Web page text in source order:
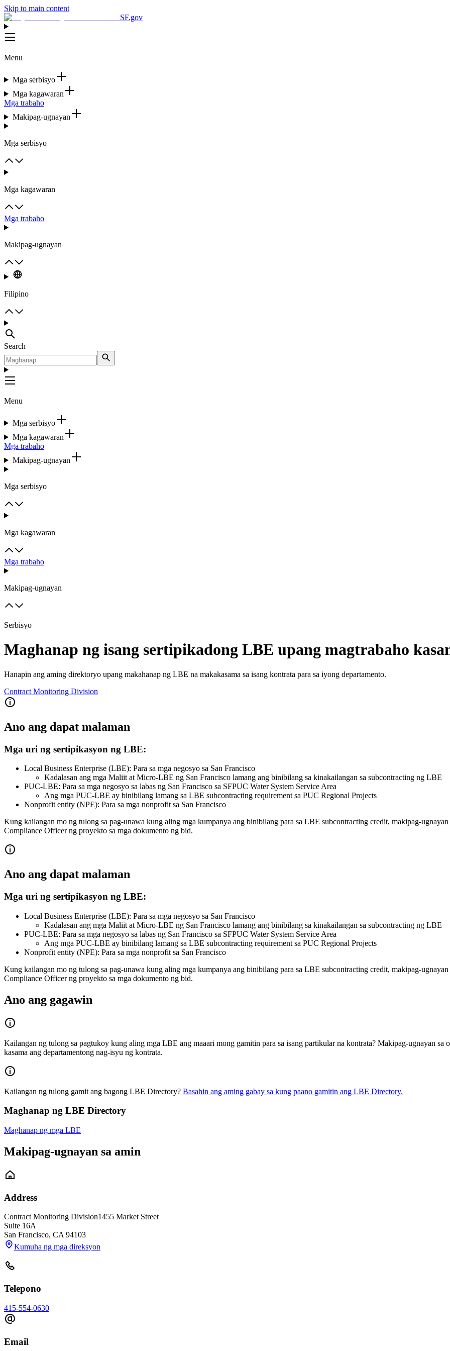
Skip to main content
SF.gov
Menu
Mga serbisyo
Mga kagawaran
Mga trabaho
Makipag-ugnayan
Mga serbisyo
Mga kagawaran
Mga trabaho
Makipag-ugnayan
Filipino
Search
Menu
Mga serbisyo
Mga kagawaran
Mga trabaho
Makipag-ugnayan
Mga serbisyo
Mga kagawaran
Mga trabaho
Makipag-ugnayan
Serbisyo
Maghanap ng isang sertipikadong LBE upang magtrabaho
Hanapin ang aming direktoryo upang makahanap ng LBE na makakasama sa isang kontrata para sa iyong departamento.
Contract Monitoring Division
Ano ang dapat malaman
Mga uri ng sertipikasyon ng LBE:
Local Business Enterprise (LBE): Para sa mga negosyo sa San Francisco
Kadalasan ang mga Maliit at Micro-LBE ng San Francisco lamang ang binibilang sa kinakailangan sa subcontracting ng LBE
PUC-LBE: Para sa mga negosyo sa labas ng San Francisco sa SFPUC Water System Service Area
Ang mga PUC-LBE ay binibilang lamang sa LBE subcontracting requirement sa PUC Regional Projects
Nonprofit entity (NPE): Para sa mga nonprofit sa San Francisco
Kung kailangan mo ng tulong sa pag-unawa kung aling mga kumpanya ang binibilang para sa LBE subcontracting credit, makipag-
Compliance Officer ng proyekto sa mga dokumento ng bid.
Ano ang dapat malaman
Mga uri ng sertipikasyon ng LBE:
Local Business Enterprise (LBE): Para sa mga negosyo sa San Francisco
Kadalasan ang mga Maliit at Micro-LBE ng San Francisco lamang ang binibilang sa kinakailangan sa subcontracting ng LBE
PUC-LBE: Para sa mga negosyo sa labas ng San Francisco sa SFPUC Water System Service Area
Ang mga PUC-LBE ay binibilang lamang sa LBE subcontracting requirement sa PUC Regional Projects
Nonprofit entity (NPE): Para sa mga nonprofit sa San Francisco
Kung kailangan mo ng tulong sa pag-unawa kung aling mga kumpanya ang binibilang para sa LBE subcontracting credit, makipag-
Compliance Officer ng proyekto sa mga dokumento ng bid.
Ano ang gagawin
Kailangan ng tulong sa pagtukoy kung aling mga LBE ang maaari mong gamitin para sa isang partikular na kontrata? Makipag-ugnayan sa
kasama ang departamentong nag-isyu ng kontrata.
Kailangan ng tulong gamit ang bagong LBE Directory? Basahin ang aming gabay sa kung paano gamitin ang LBE Directory.
Maghanap ng LBE Directory
Maghanap ng mga LBE
Makipag-ugnayan sa amin
Address
Contract Monitoring Division1455 Market Street
Suite 16A
San Francisco, CA 94103
Kumuha ng mga direksyon
Telepono
415-554-0630
Email